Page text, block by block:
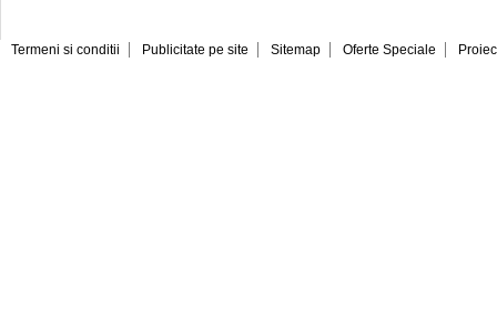
Termeni si conditii Publicitate pe site Sitemap Oferte Speciale